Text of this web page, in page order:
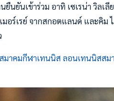
นยันเข้าร่วม อาทิ เซเรน่า วิลเ
อร์เรย์ จากสกอตแลนด์ และคิม
สมาคมกีฬาเทนนิส ลอนเทนนิสสม